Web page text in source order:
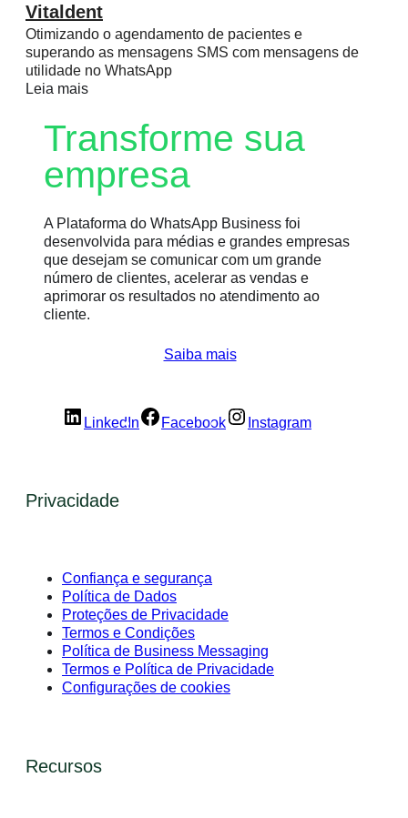
Vitaldent
Otimizando o agendamento de pacientes e
superando as mensagens SMS com mensagens de
utilidade no WhatsApp
Leia mais
Transforme sua
empresa
A Plataforma do WhatsApp Business foi
desenvolvida para médias e grandes empresas
que desejam se comunicar com um grande
número de clientes, acelerar as vendas e
aprimorar os resultados no atendimento ao
cliente.
Saiba mais
LinkedIn Facebook Instagram
Privacidade
Confiança e segurança
Política de Dados
Proteções de Privacidade
Termos e Condições
Política de Business Messaging
Termos e Política de Privacidade
Configurações de cookies
Recursos